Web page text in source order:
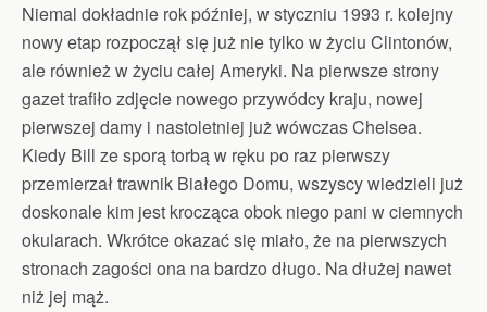
Niemal dokładnie rok później, w styczniu 1993 r. kolejny
nowy etap rozpoczął się już nie tylko w życiu Clintonów,
ale również w życiu całej Ameryki. Na pierwsze strony
gazet trafiło zdjęcie nowego przywódcy kraju, nowej
pierwszej damy i nastoletniej już wówczas Chelsea.
Kiedy Bill ze sporą torbą w ręku po raz pierwszy
przemierzał trawnik Białego Domu, wszyscy wiedzieli już
doskonale kim jest krocząca obok niego pani w ciemnych
okularach. Wkrótce okazać się miało, że na pierwszych
stronach zagości ona na bardzo długo. Na dłużej nawet
niż jej mąż.